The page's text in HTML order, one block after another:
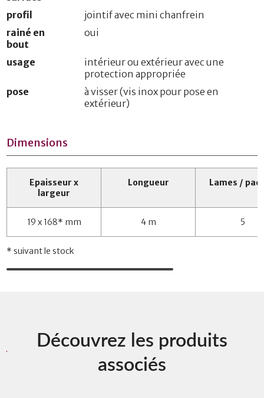
profil
jointif avec mini chanfrein
rainé en
bout
oui
usage
intérieur ou extérieur avec une
protection appropriée
pose
à visser (vis inox pour pose en
extérieur)
Dimensions
Epaisseur x
largeur
Longueur Lames /
19 x 168* mm 4 m 5
* suivant le stock
Découvrez les produits
associés